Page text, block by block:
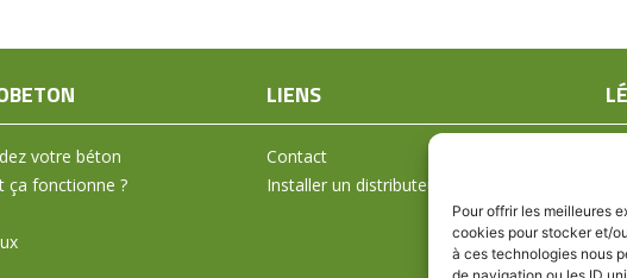
Pour offrir les meilleures
cookies pour stocker et/
à ces technologies nous
votre béton
ça fonctionne ?
LIENS
Contact
Installer un distributeur